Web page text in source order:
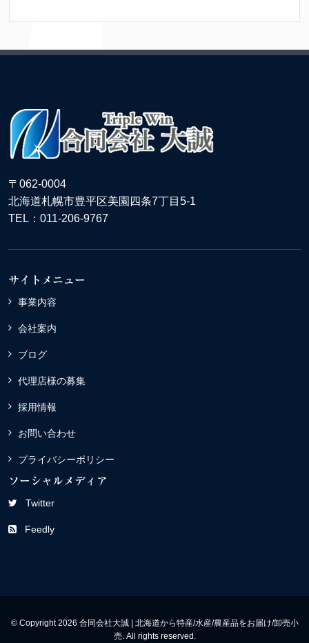
〒062-0004
北海道札幌市豊平区美園四条7丁目5-1
TEL：011-206-9767
サイトメニュー
事業内容
会社案内
ブログ
代理店様の募集
採用情報
お問い合わせ
プライバシーポリシー
ソーシャルメディア
Twitter
Feedly
© Copyright 2026 合同会社大誠 | 北海道から特産/水産/農産品をお届け/卸売小
売. All rights reserved.